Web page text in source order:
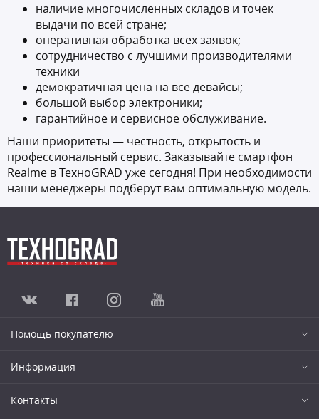
наличие многочисленных складов и точек
выдачи по всей стране;
оперативная обработка всех заявок;
сотрудничество с лучшими производителями
техники
демократичная цена на все девайсы;
большой выбор электроники;
гарантийное и сервисное обслуживание.
Наши приоритеты — честность, открытость и
профессиональный сервис. Заказывайте смартфон
Realme в ТехноGRAD уже сегодня! При необходимости
наши менеджеры подберут вам оптимальную модель.
Помощь покупателю
Информация
Контакты